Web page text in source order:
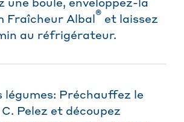
une boule, enveloppez-la
Fraîcheur Albal ® et laissez
au réfrigérateur.
légumes: Préchauffez le
Pelez et découpez